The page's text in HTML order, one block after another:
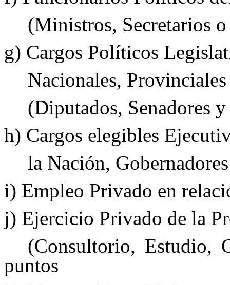
(Ministros, Secretarios
g) Cargos Políticos
Nacionales,
(Diputados, Senadores
h) Cargos elegibles
la Nación,
i) Empleo Privado en
j) Ejercicio Privado de la
(Consultorio, Estudio,
puntos